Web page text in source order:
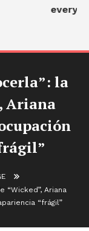
la
Ariana
“Wicked”, Ariana
“frágil”